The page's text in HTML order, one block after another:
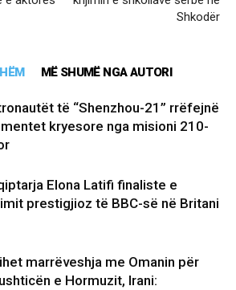
Shkodër
MË SHUMË NGA AUTORI
të “Shenzhou-21” rrëfejnë
kryesore nga misioni 210-
Elona Latifi finaliste e
prestigjioz të BBC-së në Britani
marrëveshja me Omanin për
e Hormuzit, Irani: